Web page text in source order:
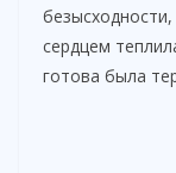
сердцем
готова была